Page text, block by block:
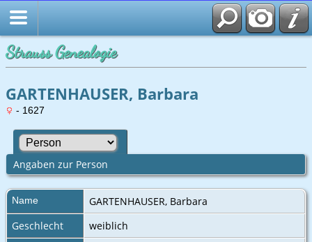
Strauss Genealogie
GARTENHAUSER, Barbara
- 1627
Angaben zur Person
Name GARTENHAUSER, Barbara
Geschlecht
weiblich